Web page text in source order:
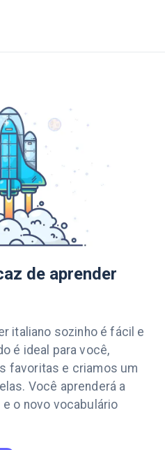
de aprender
italiano sozinho é fácil e
é ideal para você,
favoritas e criamos um
Você aprenderá a
o novo vocabulário